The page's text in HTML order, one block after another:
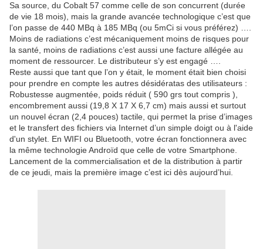
Sa source, du Cobalt 57 comme celle de son concurrent (durée
de vie 18 mois), mais la grande avancée technologique c’est que
l’on passe de 440 MBq à 185 MBq (ou 5mCi si vous préférez) ….
Moins de radiations c’est mécaniquement moins de risques pour
la santé, moins de radiations c’est aussi une facture allégée au
moment de ressourcer. Le distributeur s’y est engagé ….
Reste aussi que tant que l’on y était, le moment était bien choisi
pour prendre en compte les autres désidératas des utilisateurs :
Robustesse augmentée, poids réduit ( 590 grs tout compris ),
encombrement aussi (19,8 X 17 X 6,7 cm) mais aussi et surtout
un nouvel écran (2,4 pouces) tactile, qui permet la prise d’images
et le transfert des fichiers via Internet d’un simple doigt ou à l'aide
d'un stylet. En WIFI ou Bluetooth, votre écran fonctionnera avec
la même technologie Androïd que celle de votre Smartphone.
Lancement de la commercialisation et de la distribution à partir
de ce jeudi, mais la première image c’est ici dès aujourd’hui.